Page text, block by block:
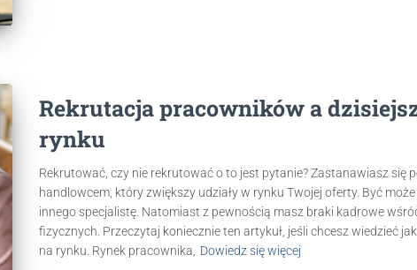
Rekrutacja pracowników a
rynku
Rekrutować, czy nie rekrutować o to jest pytanie? Zastanawiasz się
handlowcem, który zwiększy udziały w rynku Twojej oferty. Być
innego specjalistę. Natomiast z pewnością masz braki kadrowe
fizycznych. Przeczytaj koniecznie ten artykuł, jeśli chcesz wiedzieć
na rynku. Rynek pracownika,
Dowiedz się więcej